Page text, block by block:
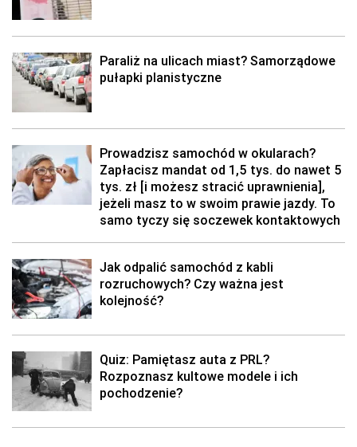
Paraliż na ulicach miast? Samorządowe
pułapki planistyczne
Prowadzisz samochód w okularach?
Zapłacisz mandat od 1,5 tys. do nawet 5
tys. zł [i możesz stracić uprawnienia],
jeżeli masz to w swoim prawie jazdy. To
samo tyczy się soczewek kontaktowych
Jak odpalić samochód z kabli
rozruchowych? Czy ważna jest
kolejność?
Quiz: Pamiętasz auta z PRL?
Rozpoznasz kultowe modele i ich
pochodzenie?